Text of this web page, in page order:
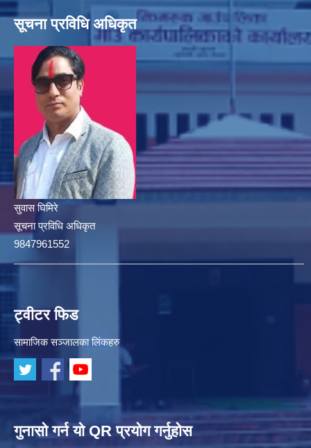
सूचना प्रविधि अधिकृत
सुवास घिमिरे
सूचना प्रविधि अधिकृत
9847961552
ट्वीटर फिड
सामाजिक सञ्जालका लिंकहरु
गुनासो गर्न यो QR प्रयोग गर्नुहोस